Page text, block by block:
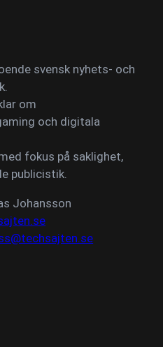
svensk nyhets- och
om
och digitala
fokus på saklighet,
publicistik.
Johansson